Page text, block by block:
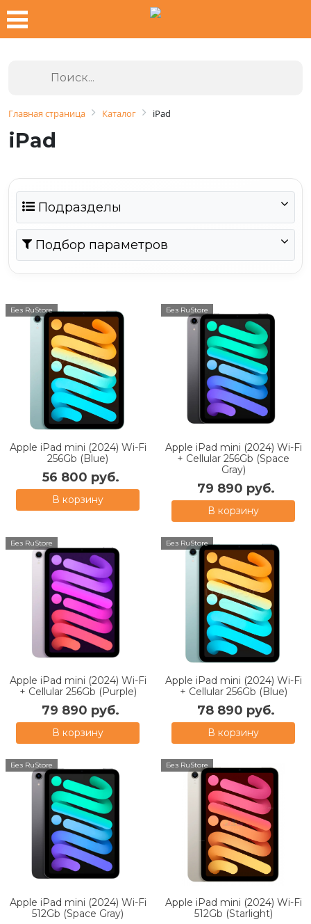
Главная страница Каталог iPad
iPad
Подразделы
Подбор параметров
Без RuStore
Apple iPad mini (2024) Wi-Fi
256Gb (Blue)
56 800 руб.
В корзину
Без RuStore
Apple iPad mini (2024) Wi-Fi
+ Cellular 256Gb (Space
Gray)
79 890 руб.
В корзину
Без RuStore
Apple iPad mini (2024) Wi-Fi
+ Cellular 256Gb (Purple)
79 890 руб.
В корзину
Без RuStore
Apple iPad mini (2024) Wi-Fi
+ Cellular 256Gb (Blue)
78 890 руб.
В корзину
Без RuStore
Apple iPad mini (2024) Wi-Fi
512Gb (Space Gray)
Без RuStore
Apple iPad mini (2024) Wi-Fi
512Gb (Starlight)